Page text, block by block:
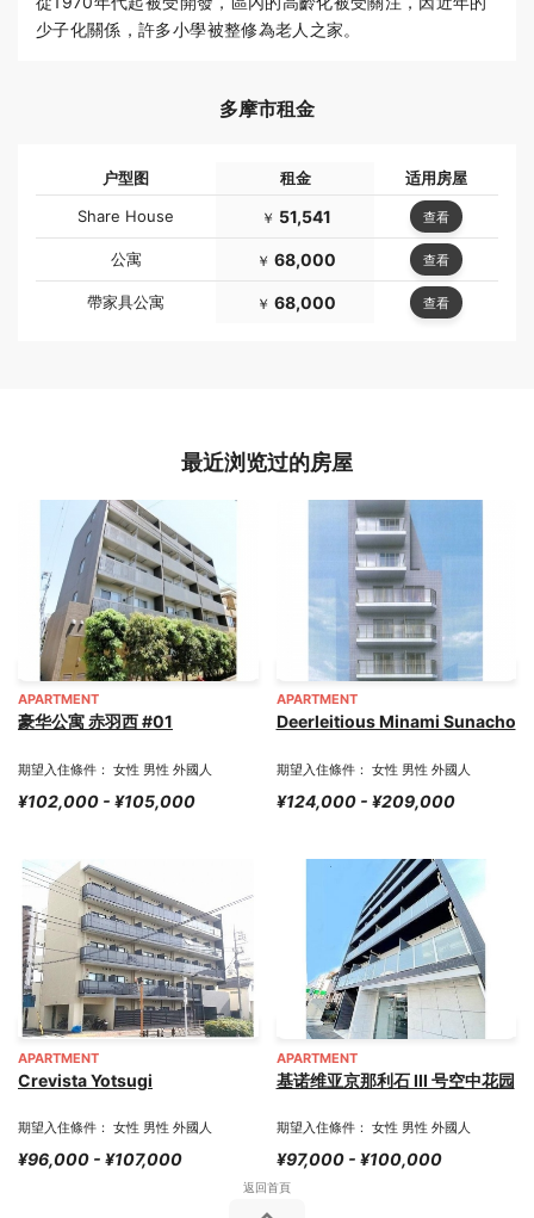
少子化關係，許多小學被整修為老人之家。
多摩市租金
户型图 租金
适用房屋
Share House
￥ 51,541 查看
公寓 ￥ 68,000 查看
帶家具公寓 ￥ 68,000 查看
最近浏览过的房屋
APARTMENT
豪华公寓 赤羽西 #01
期望入住條件： 女性 男性 外國人
¥102,000 - ¥105,000
APARTMENT
Deerleitious Minami Sunacho
期望入住條件： 女性 男性 外國人
¥124,000 - ¥209,000
APARTMENT
Crevista Yotsugi
期望入住條件： 女性 男性 外國人
¥96,000 - ¥107,000
APARTMENT
基诺维亚京那利石 III 号空中花园
期望入住條件： 女性 男性 外國人
¥97,000 - ¥100,000